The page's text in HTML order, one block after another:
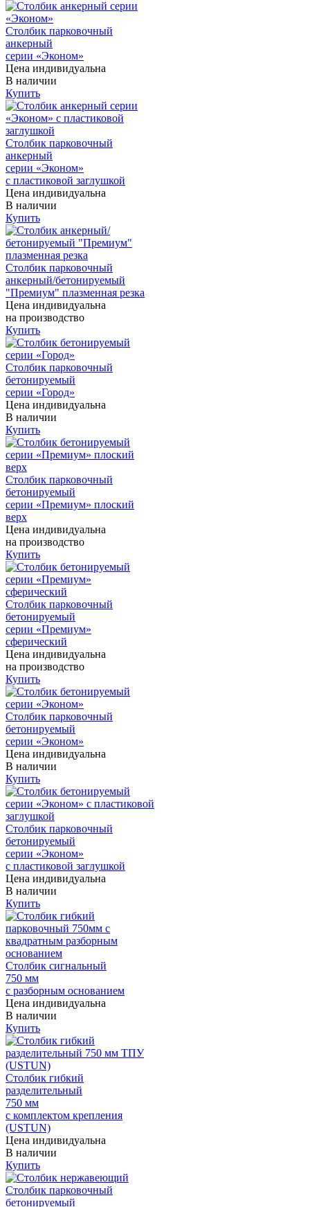
Столбик парковочный
анкерный
серии «Эконом»
Цена индивидуальна
В наличии
Купить
Столбик парковочный
анкерный
серии «Эконом»
с пластиковой заглушкой
Цена индивидуальна
В наличии
Купить
Столбик парковочный
анкерный/бетонируемый
"Премиум" плазменная резка
Цена индивидуальна
на производство
Купить
Столбик парковочный
бетонируемый
серии «Город»
Цена индивидуальна
В наличии
Купить
Столбик парковочный
бетонируемый
серии «Премиум» плоский
верх
Цена индивидуальна
на производство
Купить
Столбик парковочный
бетонируемый
серии «Премиум»
сферический
Цена индивидуальна
на производство
Купить
Столбик парковочный
бетонируемый
серии «Эконом»
Цена индивидуальна
В наличии
Купить
Столбик парковочный
бетонируемый
серии «Эконом»
с пластиковой заглушкой
Цена индивидуальна
В наличии
Купить
Столбик сигнальный
750 мм
с разборным основанием
Цена индивидуальна
В наличии
Купить
Столбик гибкий
разделительный
750 мм
с комплектом крепления
(USTUN)
Цена индивидуальна
В наличии
Купить
Столбик парковочный
бетонируемый